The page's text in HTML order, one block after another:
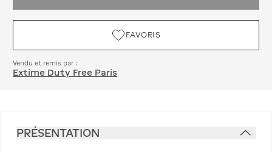
FAVORIS
Vendu et remis par :
Extime Duty Free Paris
PRÉSENTATION